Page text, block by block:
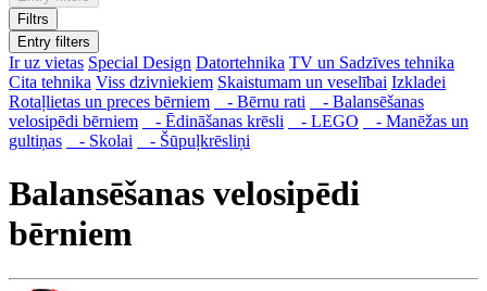
Filtrs
Entry filters
Ir uz vietas Special Design Datortehnika TV un Sadzīves tehnika
Cita tehnika Viss dzivniekiem Skaistumam un veselībai Izkladei
Rotaļlietas un preces bērniem
- Bērnu rati
- Balansēšanas
velosipēdi bērniem
- Ēdināšanas krēsli - LEGO
- Manēžas un
gultiņas
- Skolai - Šūpuļkrēsliņi
Balansēšanas velosipēdi
bērniem